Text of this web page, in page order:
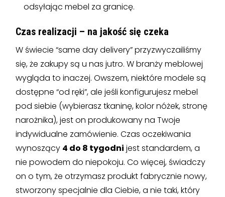
odsyłając mebel za granicę.
Czas realizacji – na jakość się czeka
W świecie “same day delivery” przyzwyczailiśmy
się, że zakupy są u nas jutro. W branży meblowej
wygląda to inaczej. Owszem, niektóre modele są
dostępne “od ręki”, ale jeśli konfigurujesz mebel
pod siebie (wybierasz tkaninę, kolor nóżek, stronę
narożnika), jest on produkowany na Twoje
indywidualne zamówienie. Czas oczekiwania
wynoszący 4 do 8 tygodni jest standardem, a
nie powodem do niepokoju. Co więcej, świadczy
on o tym, że otrzymasz produkt fabrycznie nowy,
stworzony specjalnie dla Ciebie, a nie taki, który